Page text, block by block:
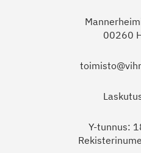
00260
Y-tunnus: